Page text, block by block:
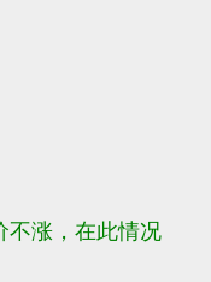
涨， 在此情况